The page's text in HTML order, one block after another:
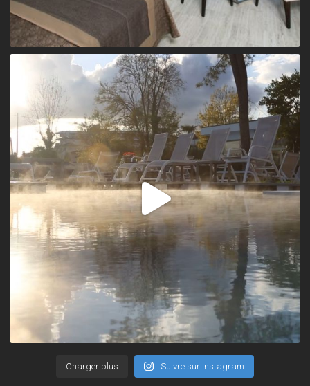
Charger plus Suivre sur Instagram